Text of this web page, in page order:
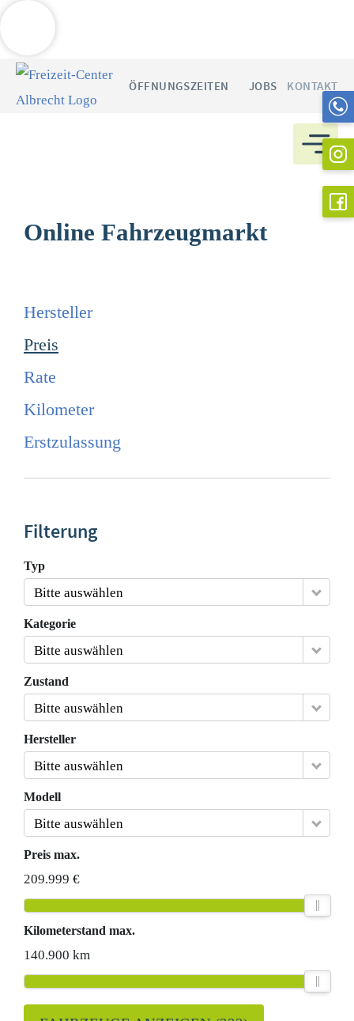
Zum
Inhalt
ÖFFNUNGSZEITEN JOBS KONTAKT
Online Fahrzeugmarkt
Hersteller
Preis
Rate
Kilometer
Erstzulassung
Filterung
Typ
Bitte auswählen
Kategorie
Bitte auswählen
Zustand
Bitte auswählen
Hersteller
Bitte auswählen
Modell
Bitte auswählen
Preis max.
209.999 €
Kilometerstand max.
140.900 km